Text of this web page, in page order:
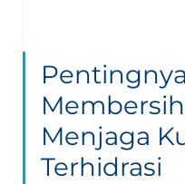
Pentingnya
Menjaga
Terhidrasi